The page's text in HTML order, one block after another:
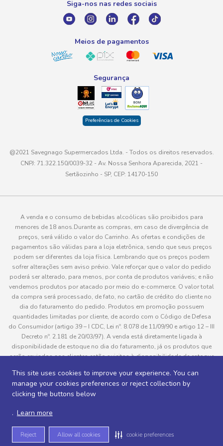
This site uses cookies to improve your experience. You can
manage your cookies preferences or reject collection by
clicking the buttons below
. Learn more
Reject Allow all cookies cookie preferences
atendimento@savegnago.com.br
Siga-nos nas redes sociais
Meios de pagamentos
Segurança
Preferências de Cookies
@2021 Savegnago Supermercados Ltda. - Todos os direitos reservados.
CNPJ: 71.322.150/0039-32 - Av. Nossa Senhora Aparecida, 2021 -
Sertãozinho - SP, CEP: 14170-150
A venda e o consumo de bebidas alcoólicas são proibidos para
menores de 18 anos.Durante as compras, em caso de divergência de
preços, será válido o valor do Carrinho. As ofertas e condições de
pagamentos são válidas para a loja eletrônica, sendo que seus preços
podem ser diferentes da loja física. Lembrando que os preços podem
sofrer alterações sem aviso prévio. Vale reforçar que o valor do pedido
poderá ser alterado, para menos, por conta de produtos variáveis; e não
vendemos produtos por atacado por meio do e-commerce. O valor total
da compra será processado, de fato, no cartão de crédito do cliente no
dia do faturamento do pedido. Produtos em promoção possuem
quantidades limitadas por cliente, de acordo com o Código de Defesa
do Consumidor (artigo 39 – I CDC, Lei nº. 8.078 de 11/09/90 e artigo 12 – III
Decreto nº. 2.181 de 20/03/97). A venda está diretamente ligada à
disponibilidade de estoque no dia do faturamento, já os produtos que
serão enviados aos clientes estão sujeitos à disponibilidade de estoque
pedido do cliente, este não será entregue e o valor do item não será
cobrado. As fotos dos produtos no site são ilustrativas, podendo haver
divergência com o produto real e todos os pedidos estão sujeitos à
Desenvolvido por